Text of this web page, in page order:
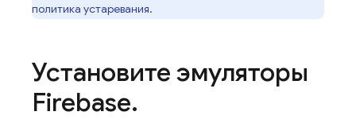
политика устаревания.
Установите эмуляторы
Firebase.